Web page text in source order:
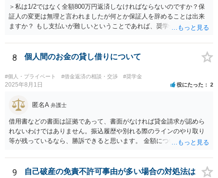
＞私は1/2ではなく全額800万円返済しなければならないのですか？保
証人の変更は無理と言われましたが何とか保証人を辞めることは出来
ますか？ もし支払いが難しいということであれば、奨学金について相
あれば、今のうちから弁護士に相談に行き、今後の対応についてアド
バイスを受けた方が、 不安が軽減されるかもしれません。
8 個人間のお金の貸し借りについて
#個人・プライベート #借金返済の相談・交渉 #奨学金
2025年8月1日 役にたった 2
匿名A 弁護士
借用書などの書面は証拠であって、書面がなければ貸金請求が認めら
れないわけではありません。振込履歴や別れる際のラインのやり取り
等が残っているなら、勝訴できると思います。 金額については、相手
る）」と反論されてラインのやり取りを証拠で提出されると、300万円
の請求が認められない可能性はあると思います。
9 自己破産の免責不許可事由が多い場合の対処法は